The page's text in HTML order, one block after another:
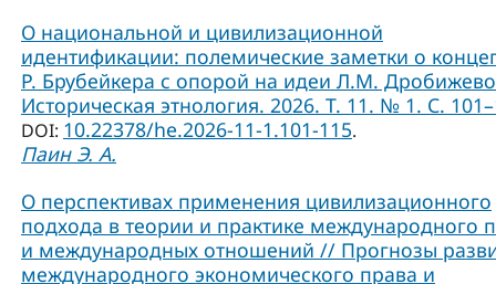
О национальной и цивилизационной
идентификации: полемические заметки о
Р. Брубейкера с опорой на идеи Л.М.
Историческая этнология. 2026. Т. 11. № 1. С.
DOI: 10.22378/he.2026-11-1.101-115.
Паин Э. А.
О перспективах применения цивилизационного
подхода в теории и практике международного
и международных отношений // Прогнозы
международного экономического права и